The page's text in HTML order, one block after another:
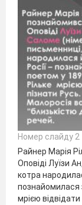
Номер слайду 2
Райнер Марія
Оповіді Луїзи
котра
познайомилася
мрією